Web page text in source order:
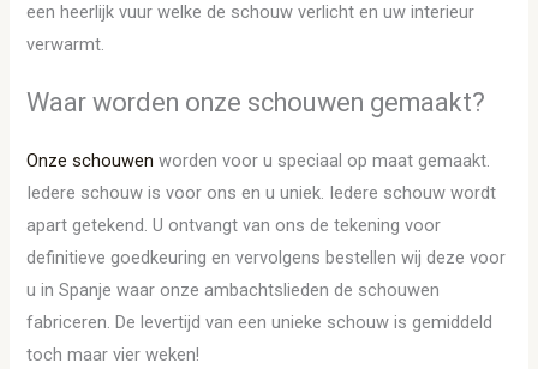
een heerlijk vuur welke de schouw verlicht en uw interieur
verwarmt.
Waar worden onze schouwen gemaakt?
Onze schouwen worden voor u speciaal op maat gemaakt.
Iedere schouw is voor ons en u uniek. Iedere schouw wordt
apart getekend. U ontvangt van ons de tekening voor
definitieve goedkeuring en vervolgens bestellen wij deze voor
u in Spanje waar onze ambachtslieden de schouwen
fabriceren. De levertijd van een unieke schouw is gemiddeld
toch maar vier weken!